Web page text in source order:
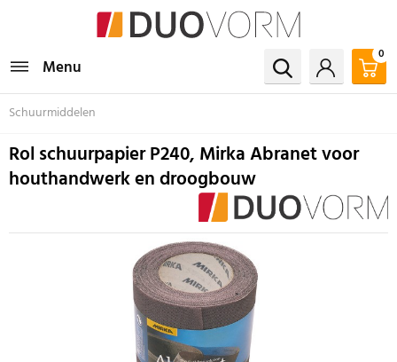
Menu
0
Schuurmiddelen
Rol schuurpapier P240, Mirka Abranet voor
houthandwerk en droogbouw